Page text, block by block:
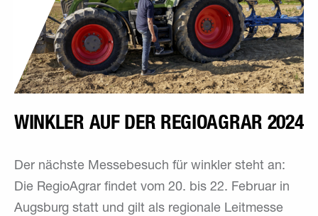
WINKLER AUF DER REGIOAGRAR 2024
Der nächste Messebesuch für winkler steht an:
Die RegioAgrar findet vom 20. bis 22. Februar in
Augsburg statt und gilt als regionale Leitmesse